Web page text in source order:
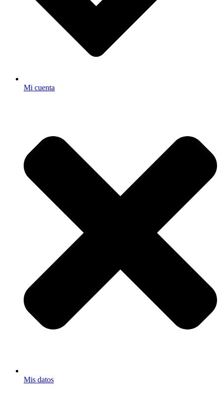
Mi cuenta
Mis datos